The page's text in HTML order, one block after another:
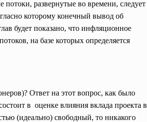
развернутые во времени, следует
которому конечный вывод об
будет показано, что инфляционное
на базе которых определяется
Ответ на этот вопрос, как было
в оценке влияния вклада проекта в
(идеально) свободный, то никакого